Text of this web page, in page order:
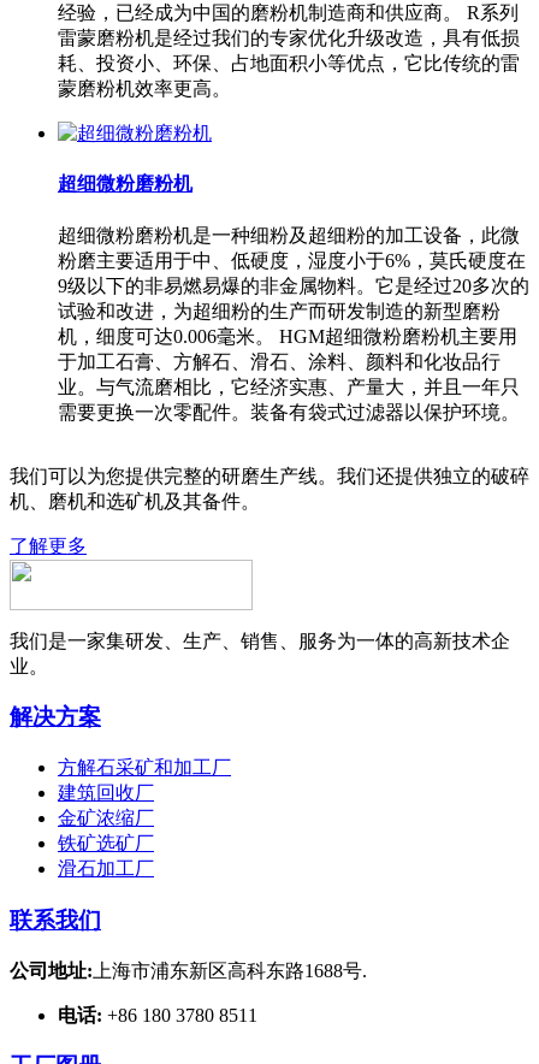
经验，已经成为中国的磨粉机制造商和供应商。 R系列
雷蒙磨粉机是经过我们的专家优化升级改造，具有低损
耗、投资小、环保、占地面积小等优点，它比传统的雷
蒙磨粉机效率更高。
超细微粉磨粉机
超细微粉磨粉机是一种细粉及超细粉的加工设备，此微
粉磨主要适用于中、低硬度，湿度小于6%，莫氏硬度在
9级以下的非易燃易爆的非金属物料。它是经过20多次的
试验和改进，为超细粉的生产而研发制造的新型磨粉
机，细度可达0.006毫米。 HGM超细微粉磨粉机主要用
于加工石膏、方解石、滑石、涂料、颜料和化妆品行
业。与气流磨相比，它经济实惠、产量大，并且一年只
需要更换一次零配件。装备有袋式过滤器以保护环境。
我们可以为您提供完整的研磨生产线。我们还提供独立的破碎
机、磨机和选矿机及其备件。
了解更多
我们是一家集研发、生产、销售、服务为一体的高新技术企
业。
解决方案
方解石采矿和加工厂
建筑回收厂
金矿浓缩厂
铁矿选矿厂
滑石加工厂
联系我们
公司地址: 上海市浦东新区高科东路1688号.
电话: +86 180 3780 8511